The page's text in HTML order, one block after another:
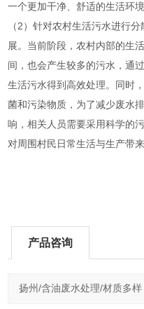
一个更加干净、舒适的生活环
（2）针对农村生活污水进行
展。当前阶段，农村内部的生
间，也会产生较多的污水，通
生活污水得到高效处理。同时
菌和污染物质，为了减少废水
响，相关人员需要采用科学的
对周围村民日常生活与生产带
产品咨询